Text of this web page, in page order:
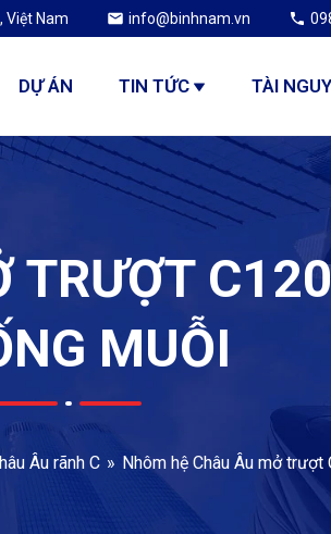
Việt Nam info@binhnam.vn
DỰ ÁN TIN TỨC TÀI
TRƯỢT
MUỖI
Âu rãnh C Nhôm hệ Châu Âu mở